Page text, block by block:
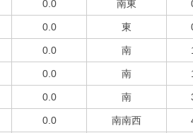
0.0 南東
0.0 東
0.0 南
0.0 南
0.0 南
0.0 南南西